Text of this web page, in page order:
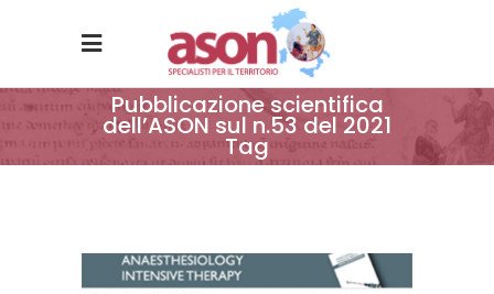
Pubblicazione scientifica
dell’ASON sul n.53 del 2021
Tag